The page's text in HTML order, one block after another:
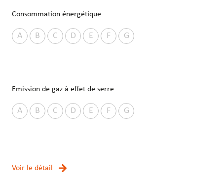
Consommation énergétique
A B C D E F G
Emission de gaz à effet de serre
A B C D E F G
Voir le détail